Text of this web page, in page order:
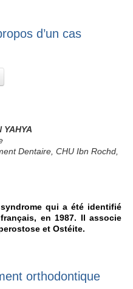
d’un cas
YAHYA
Dentaire, CHU Ibn Rochd,
qui a été identifié
en 1987. Il associe
et Ostéite.
orthodontique